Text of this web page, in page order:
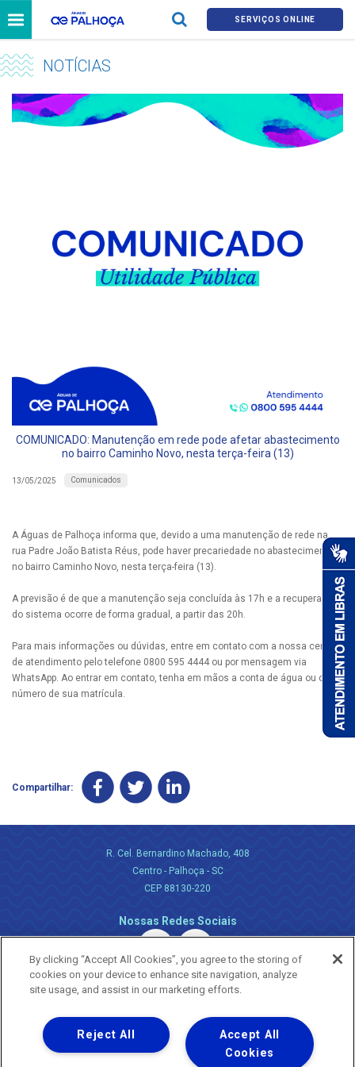
SERVIÇOS ONLINE
NOTÍCIAS
COMUNICADO: Manutenção em rede pode afetar abastecimento
no bairro Caminho Novo, nesta terça-feira (13)
13/05/2025 Comunicados
A Águas de Palhoça informa que, devido a uma manutenção de rede na
rua Padre João Batista Réus, pode haver precariedade no abastecimento
no bairro Caminho Novo, nesta terça-feira (13).
A previsão é de que a manutenção seja concluída às 17h e a recuperação
do sistema ocorre de forma gradual, a partir das 20h.
Para mais informações ou dúvidas, entre em contato com a nossa central
de atendimento pelo telefone 0800 595 4444 ou por mensagem via
WhatsApp. Ao entrar em contato, tenha em mãos a conta de água ou o
número de sua matrícula.
Compartilhar:
R. Cel. Bernardino Machado, 408
Centro - Palhoça - SC
CEP 88130-220
Nossas Redes Sociais
Uma empresa
Copyright ® 2026 - Todos os Direitos Reservados.
By clicking “Accept All Cookies”, you agree to the storing of
cookies on your device to enhance site navigation, analyze
site usage, and assist in our marketing efforts.
Accept All
Cookies
Reject All